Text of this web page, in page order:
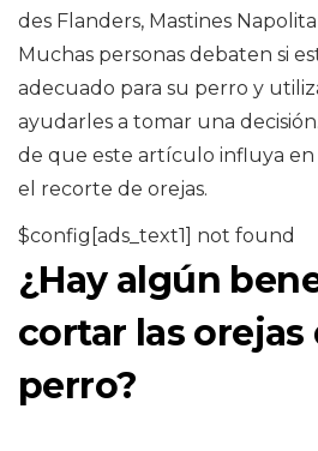
des Flanders, Mastines
Muchas personas debaten si
adecuado para su perro y
ayudarles a tomar una
de que este artículo influya en
el recorte de orejas.
$config[ads_text1] not found
¿Hay algún
cortar las orejas
perro?